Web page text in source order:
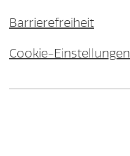
Barrierefreiheit
Cookie-Einstellungen